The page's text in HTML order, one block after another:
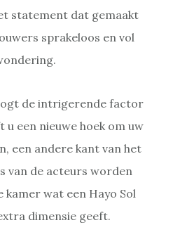
statement dat gemaakt
sprakeloos en vol
de intrigerende factor
een nieuwe hoek om uw
een andere kant van het
van de acteurs worden
wat een Hayo Sol
dimensie geeft.